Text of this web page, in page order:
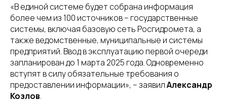
«В единой системе будет собрана информация
более чем из 100 источников – государственные
системы, включая базовую сеть Росгидромета, а
также ведомственные, муниципальные и системы
предприятий. Ввод в эксплуатацию первой очереди
запланирован до 1 марта 2025 года. Одновременно
вступят в силу обязательные требования о
предоставлении информации», – заявилАлександр
Козлов.